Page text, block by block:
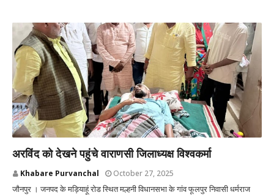
अरविंद को देखने पहुंचे वाराणसी जिलाध्यक्ष विश्वकर्मा
Khabare Purvanchal October 27, 2025
जौनपुर । जनपद के मड़ियाहूं रोड स्थित मल्हनी विधानसभा के गांव फूलपुर निवासी धर्मराज